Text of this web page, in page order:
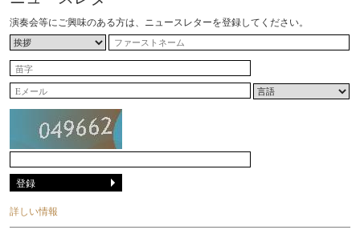
演奏会等にご興味のある方は、ニュースレターを登録してください。
詳しい情報